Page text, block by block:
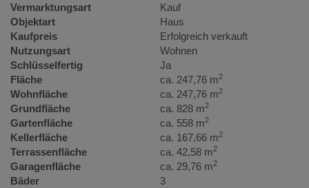
Vermarktungsart
Kauf
Objektart
Haus
Kaufpreis
Erfolgreich verkauft
Nutzungsart
Wohnen
Schlüsselfertig
Ja
Fläche
ca. 247,76 m2
Wohnfläche ca. 247,76 m2
Grundfläche ca. 828 m2
Gartenfläche ca. 558 m2
Kellerfläche ca. 167,66 m2
Terrassenfläche ca. 42,58 m2
Garagenfläche ca. 29,76 m2
Bäder
3